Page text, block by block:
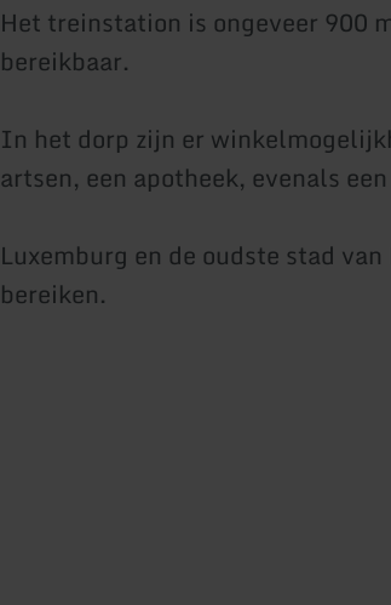
Het treinstation is ongeveer 900
bereikbaar.
In het dorp zijn er
artsen, een apotheek, evenals
Luxemburg en de oudste stad
bereiken.